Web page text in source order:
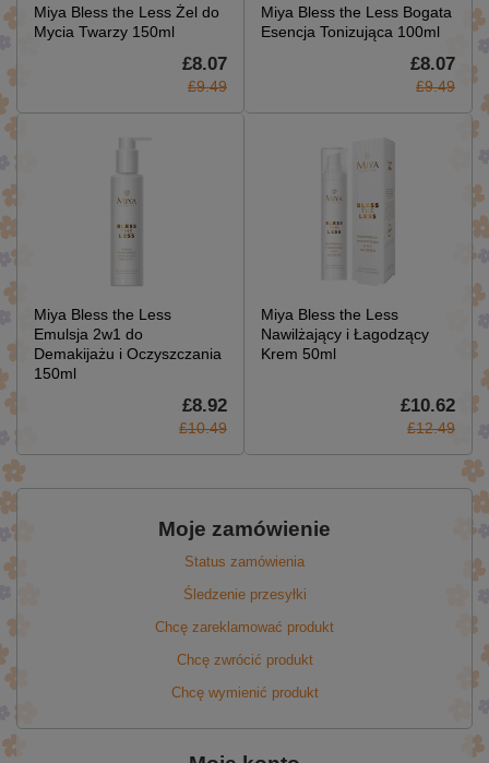
Miya Bless the Less Żel do
Mycia Twarzy 150ml
£8.07
£9.49
Miya Bless the Less Bogata
Esencja Tonizująca 100ml
£8.07
£9.49
Miya Bless the Less
Emulsja 2w1 do
Demakijażu i Oczyszczania
150ml
£8.92
£10.49
Miya Bless the Less
Nawilżający i Łagodzący
Krem 50ml
£10.62
£12.49
Moje zamówienie
Status zamówienia
Śledzenie przesyłki
Chcę zareklamować produkt
Chcę zwrócić produkt
Chcę wymienić produkt